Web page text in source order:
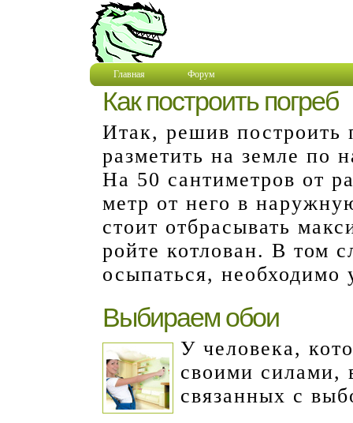
Главная Форум
Как построить погреб
Итак, решив построить
разметить на земле по
На 50 сантиметров от
метр от него в
стоит отбрасывать
ройте котлован. В том
осыпаться, необходимо
Выбираем обои
У человека,
своими силами,
связанных с